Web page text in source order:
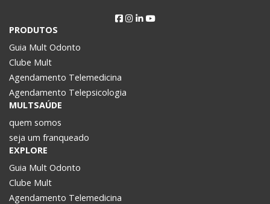
PRODUTOS
Guia Mult Odonto
Clube Mult
Agendamento Telemedicina
Agendamento Telepsicologia
MULTSAÚDE
quem somos
seja um franqueado
EXPLORE
Guia Mult Odonto
Clube Mult
Agendamento Telemedicina